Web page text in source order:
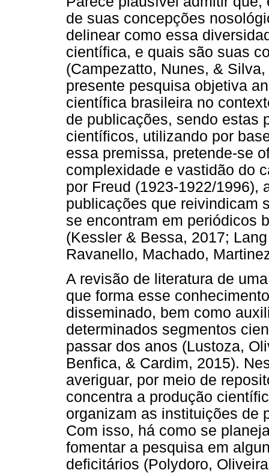
de suas concepções
delinear como essa
científica, e quais são suas
(Campezatto, Nunes, &
presente pesquisa objetiva
científica brasileira no
de publicações, sendo estas
científicos, utilizando por
essa premissa, pretende-se
complexidade e vastidão do
por Freud (1923-1922/1996),
publicações que reivindicam
se encontram em periódicos
(Kessler & Bessa, 2017;
Ravanello, Machado,
A revisão de literatura de
que forma esse
disseminado, bem como
determinados segmentos
passar dos anos (Lustoza,
Benfica, & Cardim, 2015).
averiguar, por meio de
concentra a produção
organizam as instituições de
Com isso, há como se
fomentar a pesquisa em
deficitários (Polydoro,